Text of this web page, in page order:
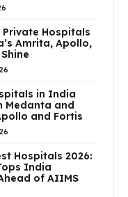
Private Hospitals
Amrita, Apollo,
in India
Medanta and
and Fortis
Hospitals 2026:
India
of AIIMS